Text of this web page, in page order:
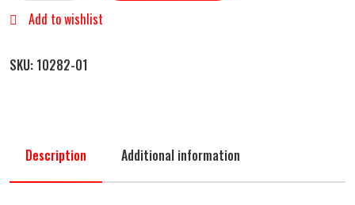
Add to wishlist
SKU: 10282-01
Description Additional information